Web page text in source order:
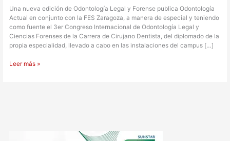
Una nueva edición de Odontología Legal y Forense publica Odontología
Actual en conjunto con la FES Zaragoza, a manera de especial y teniendo
como fuente el 3er Congreso Internacional de Odontología Legal y
Ciencias Forenses de la Carrera de Cirujano Dentista, del diplomado de la
propia especialidad, llevado a cabo en las instalaciones del campus […]
Leer más »